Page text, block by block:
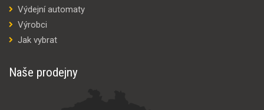
Výdejní automaty
Výrobci
Jak vybrat
Naše prodejny